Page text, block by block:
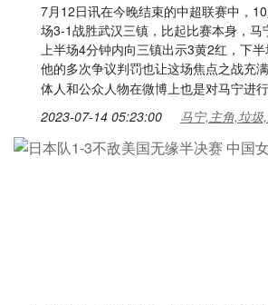
7月12日讯在今晚结束的中超联赛中，
场3-1战胜武汉三镇，比起比赛本身，马
上半场4分钟内向三镇出示3黄2红，下半
他的多次争议判罚也让这场焦点之战充
体人和公众人物在微博上也是对马宁进
2023-07-14 05:23:00 马宁,主角,垃